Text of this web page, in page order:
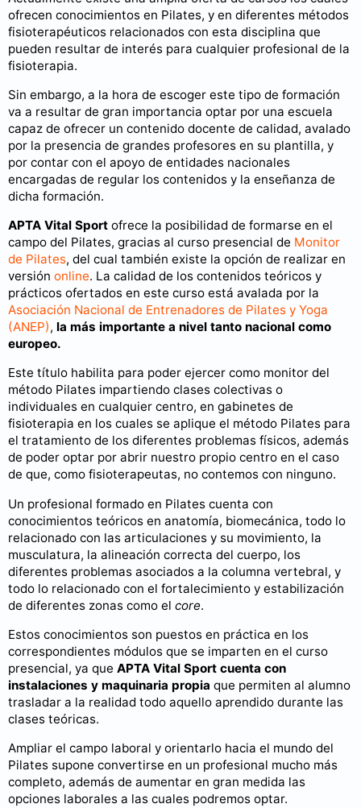
ofrecen conocimientos en Pilates, y en diferentes métodos
fisioterapéuticos relacionados con esta disciplina que
pueden resultar de interés para cualquier profesional de la
fisioterapia.
Sin embargo, a la hora de escoger este tipo de formación
va a resultar de gran importancia optar por una escuela
capaz de ofrecer un contenido docente de calidad, avalado
por la presencia de grandes profesores en su plantilla, y
por contar con el apoyo de entidades nacionales
encargadas de regular los contenidos y la enseñanza de
dicha formación.
APTA Vital Sport ofrece la posibilidad de formarse en el
campo del Pilates, gracias al curso presencial de Monitor
de Pilates, del cual también existe la opción de realizar en
versión online. La calidad de los contenidos teóricos y
prácticos ofertados en este curso está avalada por la
Asociación Nacional de Entrenadores de Pilates y Yoga
(ANEP), la más importante a nivel tanto nacional como
europeo.
Este título habilita para poder ejercer como monitor del
método Pilates impartiendo clases colectivas o
individuales en cualquier centro, en gabinetes de
fisioterapia en los cuales se aplique el método Pilates para
el tratamiento de los diferentes problemas físicos, además
de poder optar por abrir nuestro propio centro en el caso
de que, como fisioterapeutas, no contemos con ninguno.
Un profesional formado en Pilates cuenta con
conocimientos teóricos en anatomía, biomecánica, todo lo
relacionado con las articulaciones y su movimiento, la
musculatura, la alineación correcta del cuerpo, los
diferentes problemas asociados a la columna vertebral, y
todo lo relacionado con el fortalecimiento y estabilización
de diferentes zonas como el core.
Estos conocimientos son puestos en práctica en los
correspondientes módulos que se imparten en el curso
presencial, ya que APTA Vital Sport cuenta con
instalaciones y maquinaria propia que permiten al alumno
trasladar a la realidad todo aquello aprendido durante las
clases teóricas.
Ampliar el campo laboral y orientarlo hacia el mundo del
Pilates supone convertirse en un profesional mucho más
completo, además de aumentar en gran medida las
opciones laborales a las cuales podremos optar.